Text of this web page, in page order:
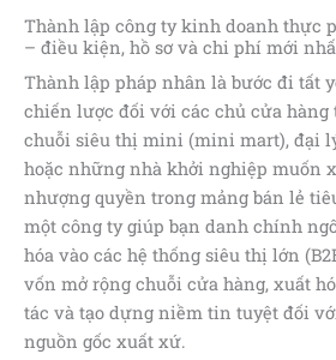
Thành lập công ty kinh doanh thực
– điều kiện, hồ sơ và chi phí mới
Thành lập pháp nhân là bước đi tất
chiến lược đối với các chủ cửa hàng
chuỗi siêu thị mini (mini mart), đại
hoặc những nhà khởi nghiệp muốn
nhượng quyền trong mảng bán lẻ
một công ty giúp bạn danh chính
hóa vào các hệ thống siêu thị lớn
vốn mở rộng chuỗi cửa hàng, xuất
tác và tạo dựng niềm tin tuyệt đối
nguồn gốc xuất xứ.